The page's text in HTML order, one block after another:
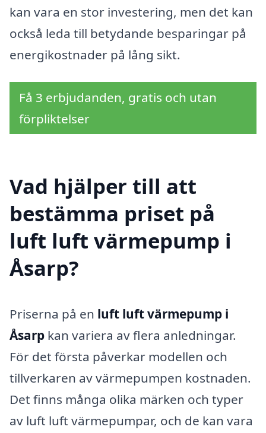
kan vara en stor investering, men det kan
också leda till betydande besparingar på
energikostnader på lång sikt.
Få 3 erbjudanden, gratis och utan
förpliktelser
Vad hjälper till att
bestämma priset på
luft luft värmepump i
Åsarp?
Priserna på en luft luft värmepump i
Åsarp kan variera av flera anledningar.
För det första påverkar modellen och
tillverkaren av värmepumpen kostnaden.
Det finns många olika märken och typer
av luft luft värmepumpar, och de kan vara